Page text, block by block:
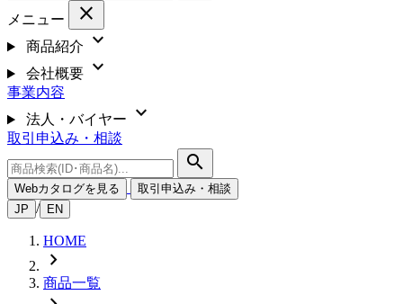
メニュー close
商品紹介 expand_more
会社概要 expand_more
事業内容
法人・バイヤー
expand_more
取引申込み・相談
search
Webカタログを見る
取引申込み・相談
JP / EN
HOME
chevron_right
商品一覧